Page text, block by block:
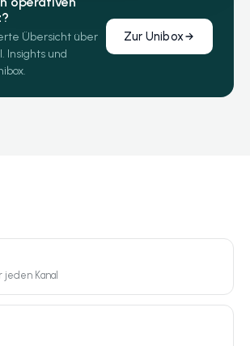
Übersicht über
Insights und
Zur Unibox
jeden Kanal